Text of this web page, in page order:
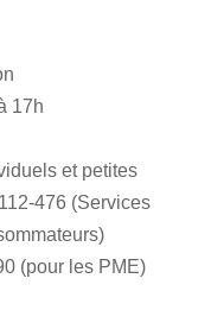
17h
et petites
476 (Services
(pour les PME)